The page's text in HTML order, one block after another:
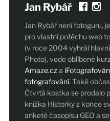
Jan Rybář
Jan Rybář není fotoguru,
pro vlastní potěchu web
(v roce 2004 vyhrál
Photo), vede oblíbené
Amaze.cz a
fotografování. Také
Čtvrtá kostka se prodalo
knížka Historky z konce
anketě časopisu GEO a